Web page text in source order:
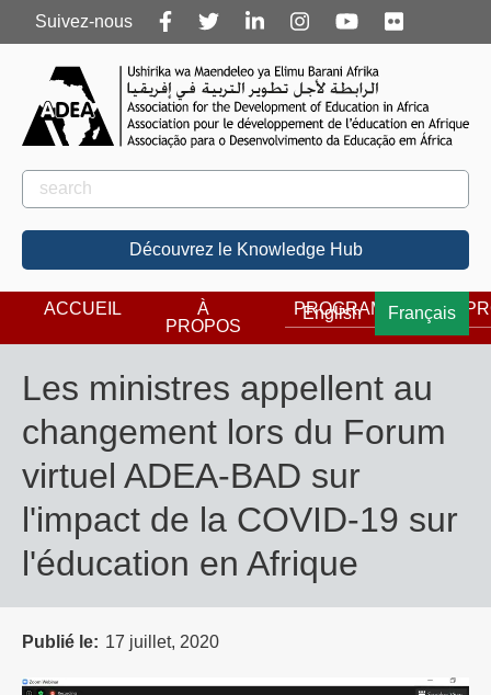
Follow
us
Suivez-nous
Rechercher
Rechercher
Découvrez le Knowledge Hub
English Français
ACCUEIL
À
PROPOS
PROGRAMMES
Les ministres appellent au
changement lors du Forum
virtuel ADEA-BAD sur
l'impact de la COVID-19 sur
l'éducation en Afrique
Publié le 17 juillet, 2020